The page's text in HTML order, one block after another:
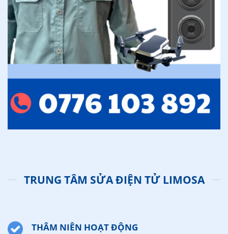
TRUNG TÂM SỬA ĐIỆN TỬ LIMOSA
THÂM NIÊN HOẠT ĐỘNG